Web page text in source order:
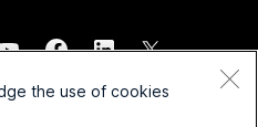
2026Cisco و/أو الشركات التابعة لها. جميع الحقوق محفوظة.
the use of cookies.